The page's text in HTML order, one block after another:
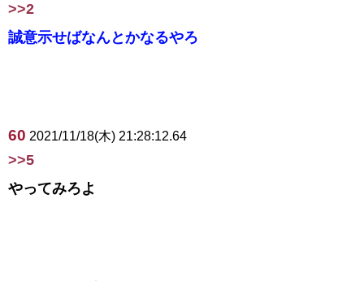
>>2
誠意示せばなんとかなるやろ
60 2021/11/18(木) 21:28:12.64
>>5
やってみろよ